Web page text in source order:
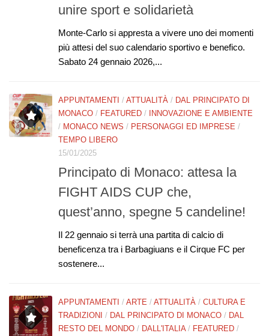
unire sport e solidarietà
Monte-Carlo si appresta a vivere uno dei momenti
più attesi del suo calendario sportivo e benefico.
Sabato 24 gennaio 2026,...
APPUNTAMENTI / ATTUALITÀ / DAL PRINCIPATO DI
MONACO / FEATURED /
INNOVAZIONE E AMBIENTE
/ MONACO NEWS / PERSONAGGI ED IMPRESE /
TEMPO LIBERO
15/01/2025
Principato di Monaco: attesa la
FIGHT AIDS CUP che,
quest’anno, spegne 5 candeline!
Il 22 gennaio si terrà una partita di calcio di
beneficenza tra i Barbagiuans e il Cirque FC per
sostenere...
APPUNTAMENTI / ARTE / ATTUALITÀ / CULTURA E
TRADIZIONI / DAL PRINCIPATO DI MONACO / DAL
RESTO DEL MONDO / DALL'ITALIA / FEATURED /